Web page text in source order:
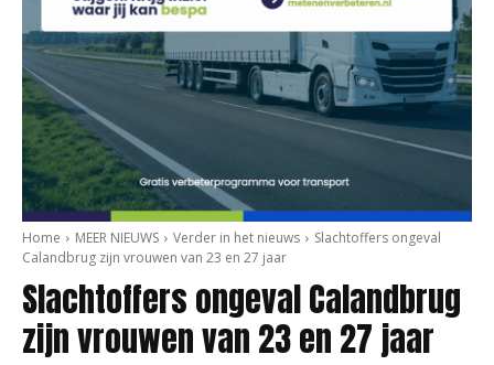
Home MEER NIEUWS Verder in het nieuws
Slachtoffers ongeval
Calandbrug zijn vrouwen van 23 en 27 jaar
Slachtoffers ongeval Calandbrug
zijn vrouwen van 23 en 27 jaar